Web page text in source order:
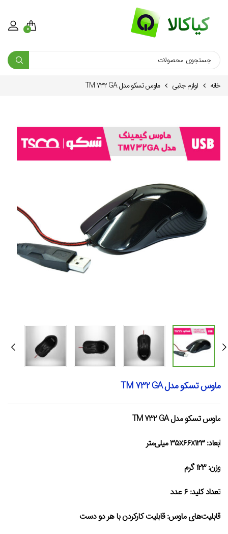
0
خانه لوازم جانبی ماوس تسکو مدل TM 732 GA
ماوس تسکو مدل TM 732 GA
ماوس تسکو مدل TM 732 GA
ابعاد:۳۵x۶۶x۱۲۳ میلی‌متر
وزن:۱۲۳ گرم
تعداد کلید:۶ عدد
قابلیت‌های ماوس:قابلیت کارکردن با هر دو دست